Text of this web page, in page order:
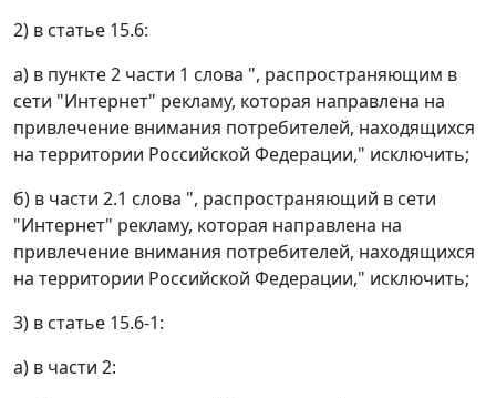
2) в статье 15.6:
а) в пункте 2 части 1 слова ", распространяющим в
сети "Интернет" рекламу, которая направлена на
привлечение внимания потребителей, находящихся
на территории Российской Федерации," исключить;
б) в части 2.1 слова ", распространяющий в сети
"Интернет" рекламу, которая направлена на
привлечение внимания потребителей, находящихся
на территории Российской Федерации," исключить;
3) в статье 15.6-1:
а) в части 2: